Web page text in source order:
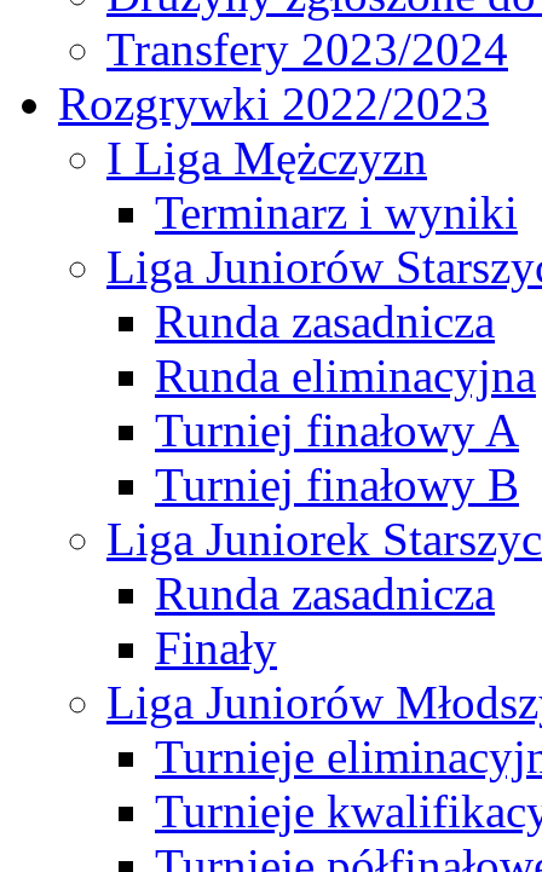
Transfery 2023/2024
Rozgrywki 2022/2023
I Liga Mężczyzn
Terminarz i wyniki
Liga Juniorów
Runda zasadnicza
Runda eliminacyjna
Turniej finałowy A
Turniej finałowy B
Liga Juniorek
Runda zasadnicza
Finały
Liga Juniorów
Turnieje
Turnieje